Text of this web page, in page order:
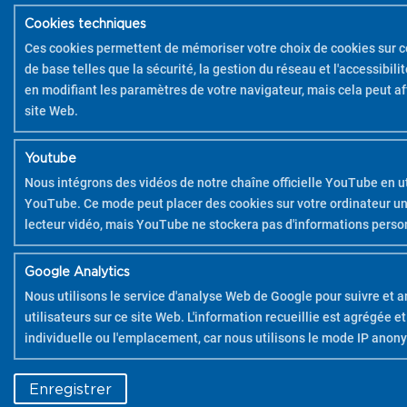
COPYRIGHT 2026 PILOT
Cookies techniques
Ces cookies permettent de mémoriser votre choix de cookies sur
de base telles que la sécurité, la gestion du réseau et
en modifiant les paramètres de votre navigateur, mais cela peut
site Web.
Youtube
Nous intégrons des vidéos de notre chaîne officielle YouTube en
YouTube. Ce mode peut placer des cookies sur votre ordinateur
lecteur vidéo, mais YouTube ne stockera pas d'informations
Google Analytics
Nous utilisons le service d'analyse Web de Google pour suivre et
utilisateurs sur ce site Web. L'information recueillie est agrégée
individuelle ou l'emplacement, car nous utilisons le mode IP
Enregistrer